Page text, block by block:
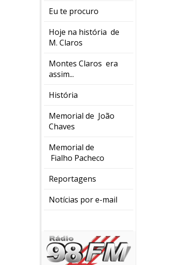
Eu te procuro
Hoje na história de
M. Claros
Montes Claros era
assim...
História
Memorial de João
Chaves
Memorial de
Fialho Pacheco
Reportagens
Notícias por e-mail